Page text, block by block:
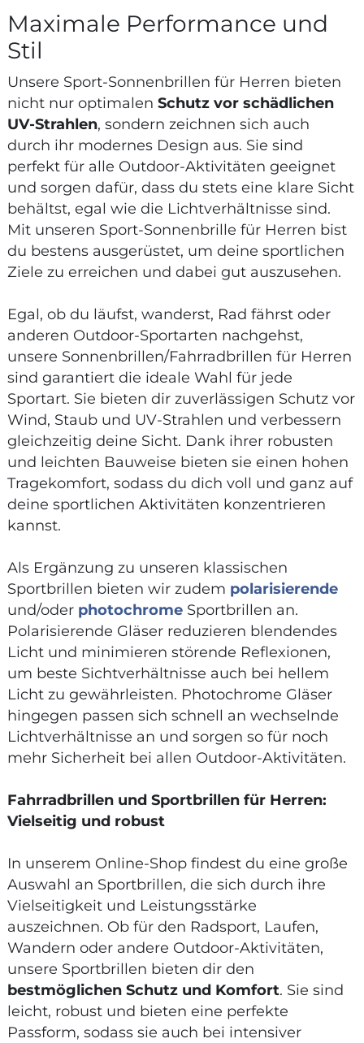
Maximale Performance und
Stil
Unsere Sport-Sonnenbrillen für Herren bieten
nicht nur optimalenSchutz vor schädlichen
UV-Strahlen, sondern zeichnen sich auch
durch ihr modernes Design aus. Sie sind
perfekt für alle Outdoor-Aktivitäten geeignet
und sorgen dafür, dass du stets eine klare Sicht
behältst, egal wie die Lichtverhältnisse sind.
Mit unseren Sport-Sonnenbrille für Herren bist
du bestens ausgerüstet, um deine sportlichen
Ziele zu erreichen und dabei gut auszusehen.
Egal, ob du läufst, wanderst, Rad fährst oder
anderen Outdoor-Sportarten nachgehst,
unsere Sonnenbrillen/Fahrradbrillen für Herren
sind garantiert die ideale Wahl für jede
Sportart. Sie bieten dir zuverlässigen Schutz vor
Wind, Staub und UV-Strahlen und verbessern
gleichzeitig deine Sicht. Dank ihrer robusten
und leichten Bauweise bieten sie einen hohen
Tragekomfort, sodass du dich voll und ganz auf
deine sportlichen Aktivitäten konzentrieren
kannst.
Als Ergänzung zu unseren klassischen
Sportbrillen bieten wir zudem polarisierende
und/oder photochrome Sportbrillen an.
Polarisierende Gläser reduzieren blendendes
Licht und minimieren störende Reflexionen,
um beste Sichtverhältnisse auch bei hellem
Licht zu gewährleisten. Photochrome Gläser
hingegen passen sich schnell an wechselnde
Lichtverhältnisse an und sorgen so für noch
mehr Sicherheit bei allen Outdoor-Aktivitäten.
Fahrradbrillen und Sportbrillen für Herren:
Vielseitig und robust
In unserem Online-Shop findest du eine große
Auswahl an Sportbrillen, die sich durch ihre
Vielseitigkeit und Leistungsstärke
auszeichnen. Ob für den Radsport, Laufen,
Wandern oder andere Outdoor-Aktivitäten,
unsere Sportbrillen bieten dir den
bestmöglichen Schutz und Komfort. Sie sind
leicht, robust und bieten eine perfekte
Passform, sodass sie auch bei intensiver